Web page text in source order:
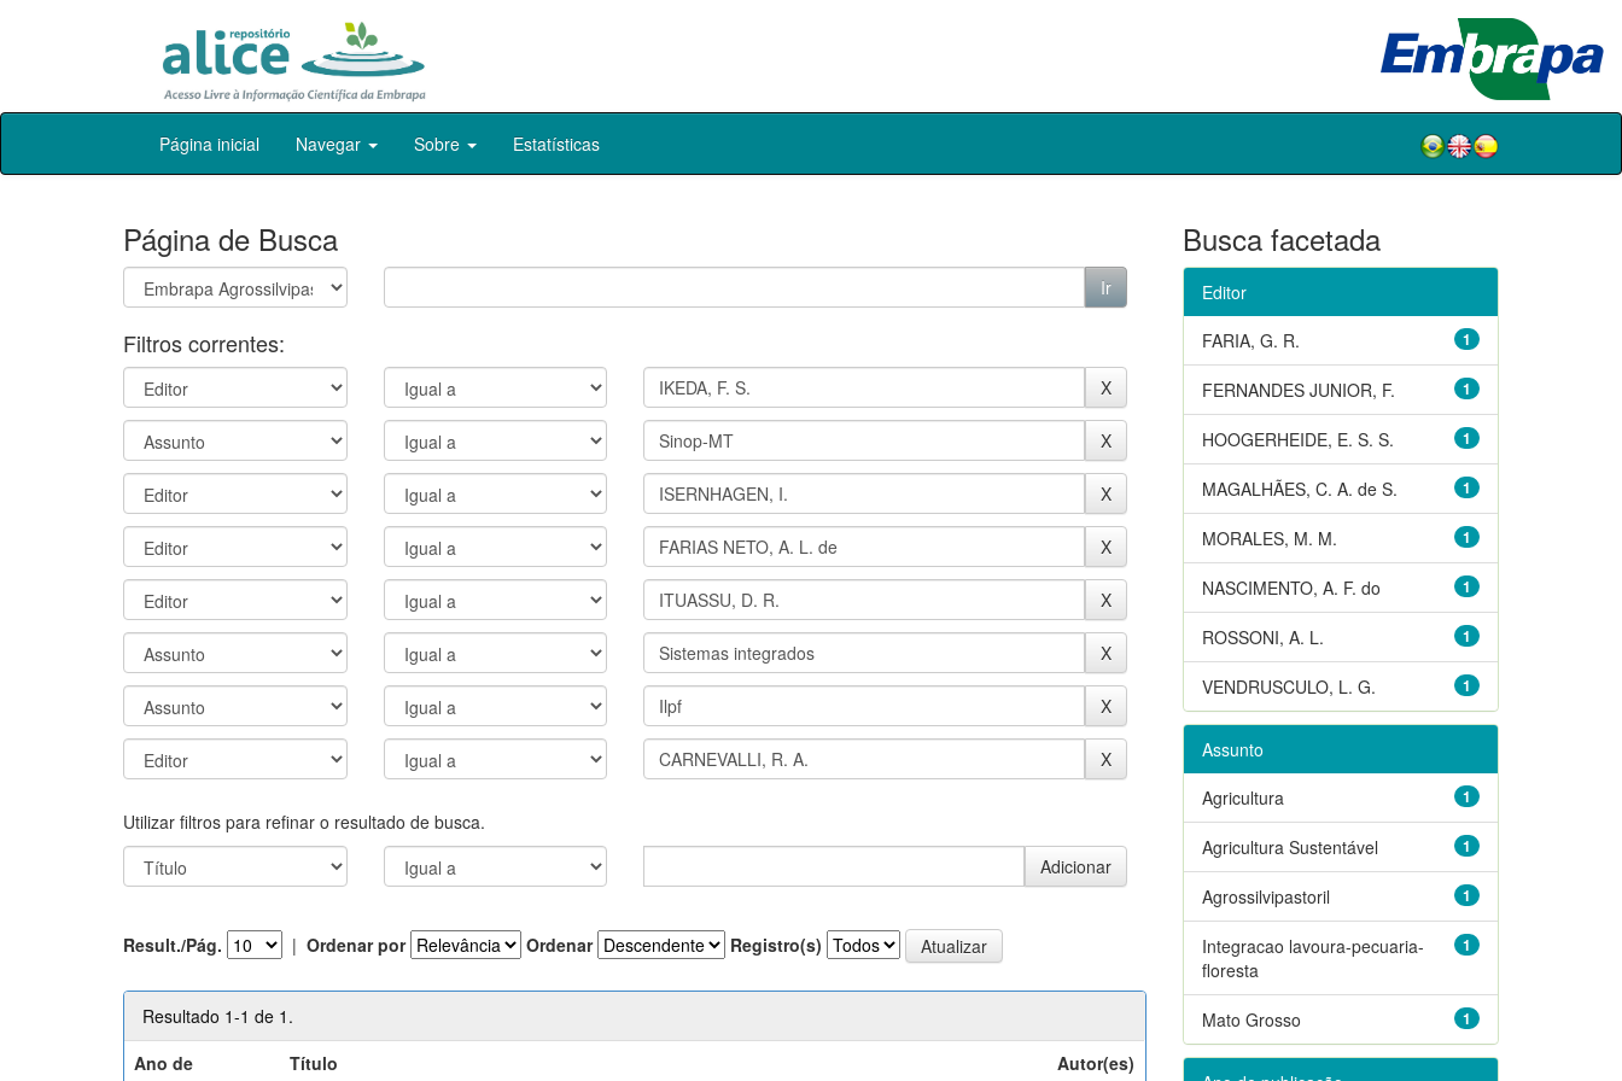
Skip
Página inicial Navegar Sobre Estatísticas
Página de Busca
Filtros correntes:
Utilizar filtros para refinar o resultado de busca.
Result./Pág. | Ordenar por Ordenar Registro(s)
Resultado 1-1 de 1.
Ano de
Título Autor(es)
Busca facetada
Editor
1
FARIA, G. R.
1
FERNANDES JUNIOR, F.
1
HOOGERHEIDE, E. S. S.
1
MAGALHÃES, C. A. de S.
1
MORALES, M. M.
1
NASCIMENTO, A. F. do
1
ROSSONI, A. L.
1
VENDRUSCULO, L. G.
Assunto
1
Agricultura
1
Agricultura Sustentável
1
Agrossilvipastoril
1
Integracao lavoura-pecuaria-
floresta
1
Mato Grosso